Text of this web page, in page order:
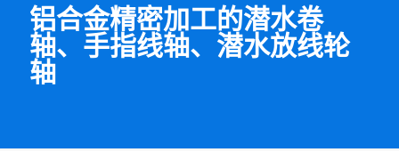
铝合金精密加工的潜水卷
轴、手指线轴、潜水放线轮
轴